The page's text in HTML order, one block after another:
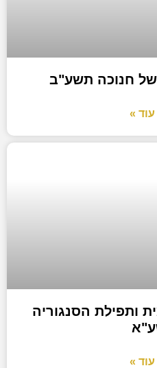
חנוכה תשע"ב
»
ותפילת הסנגוריה
»